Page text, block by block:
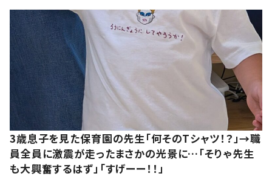
3歳息子を見た保育園の先生「何そのTシャツ！？」→職
員全員に激震が走ったまさかの光景に…「そりゃ先生
も大興奮するはず」「すげーー！！」